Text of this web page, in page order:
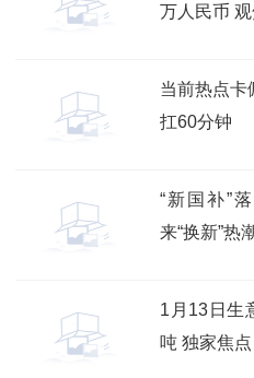
万人民币
当前热点卡
扛60分钟
“新国补”
来“换新”热
1月13日生
吨 独家焦点